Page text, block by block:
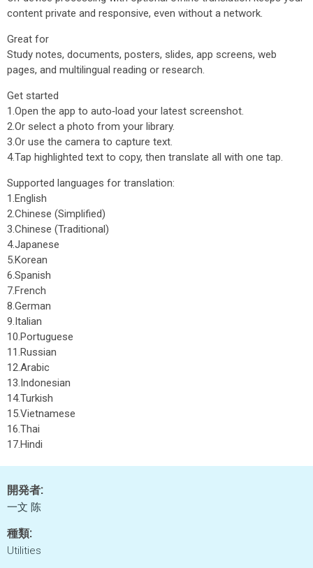
content private and responsive, even without a network.
Great for
Study notes, documents, posters, slides, app screens, web
pages, and multilingual reading or research.
Get started
1.Open the app to auto‑load your latest screenshot.
2.Or select a photo from your library.
3.Or use the camera to capture text.
4.Tap highlighted text to copy, then translate all with one tap.
Supported languages for translation:
1.English
2.Chinese (Simplified)
3.Chinese (Traditional)
4.Japanese
5.Korean
6.Spanish
7.French
8.German
9.Italian
10.Portuguese
11.Russian
12.Arabic
13.Indonesian
14.Turkish
15.Vietnamese
16.Thai
17.Hindi
開発者:
一文 陈
種類:
Utilities